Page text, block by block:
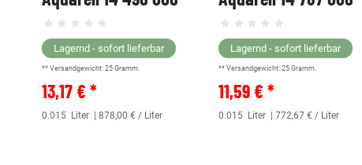
Lagernd - sofort lieferbar
** Versandgewicht: 25 Gramm.
13,17 € *
0.015 Liter | 878,00 € / Liter
Lagernd - sofort lieferbar
** Versandgewicht: 25 Gramm.
11,59 € *
0.015 Liter | 772,67 € / Liter